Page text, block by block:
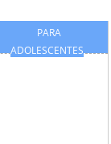
PARA
ADOLESCENTES